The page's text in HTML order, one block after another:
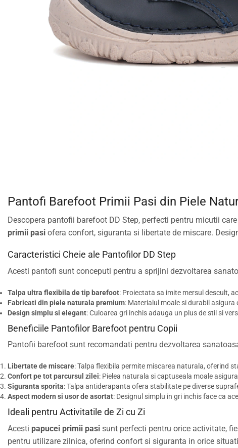
Pantofi Barefoot Primii Pasi din Piele
Descopera pantofii barefoot DD Step, perfecti pentru micutii
primii pasi ofera confort, siguranta si libertate de miscare.
Caracteristici Cheie ale Pantofilor DD Step
Acesti pantofi sunt conceputi pentru a sprijini dezvoltarea
Talpa ultra flexibila de tip barefoot: Proiectata sa imite mersul descult,
Fabricati din piele naturala premium: Materialul moale si durabil
Design simplu si elegant: Culoarea gri inchis adauga un plus de stil si
Beneficiile Pantofilor Barefoot pentru Copii
Pantofii barefoot sunt recomandati pentru dezvoltarea
Libertate de miscare: Talpa flexibila permite miscarea naturala, oferind
Confort pe tot parcursul zilei: Pielea naturala si captuseala moale
Siguranta sporita: Talpa antiderapanta ofera stabilitate pe diverse
Aspect modern si usor de asortat: Designul simplu in gri inchis face ca
Ideali pentru Activitatile de Zi cu Zi
Acesti papucei primii pasi sunt perfecti pentru orice activitate,
pentru utilizare zilnica, oferind confort si siguranta in orice